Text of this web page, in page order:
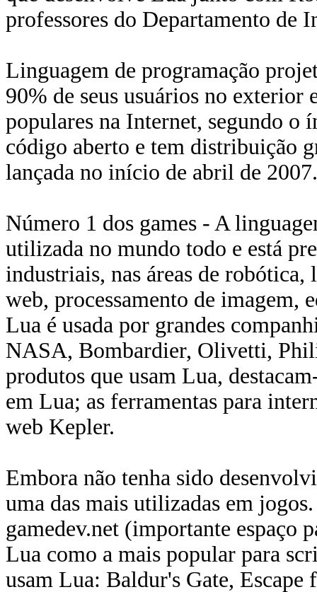
professores do Departamento de
Linguagem de programação
90% de seus usuários no exterior
populares na Internet, segundo
código aberto e tem distribuição
lançada no início de abril de 2007.
Número 1 dos games - A
utilizada no mundo todo e está
industriais, nas áreas de
web, processamento de imagem,
Lua é usada por grandes
NASA, Bombardier, Olivetti,
produtos que usam Lua,
em Lua; as ferramentas para
web Kepler.
Embora não tenha sido
uma das mais utilizadas em
gamedev.net (importante espaço
Lua como a mais popular para
usam Lua: Baldur's Gate,